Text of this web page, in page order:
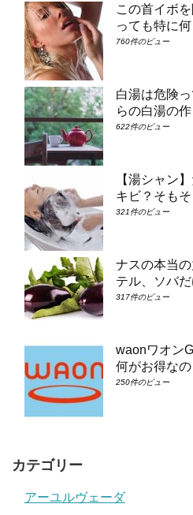
この首イボ
っても特に
760件のビュー
白湯は危険
らの白湯の
622件のビュー
【湯シャン
キビ？そも
321件のビュー
ナスの本当
テル、ソバだ
317件のビュー
waonワオン
何がお得なの
250件のビュー
カテゴリー
アーユルヴェーダ